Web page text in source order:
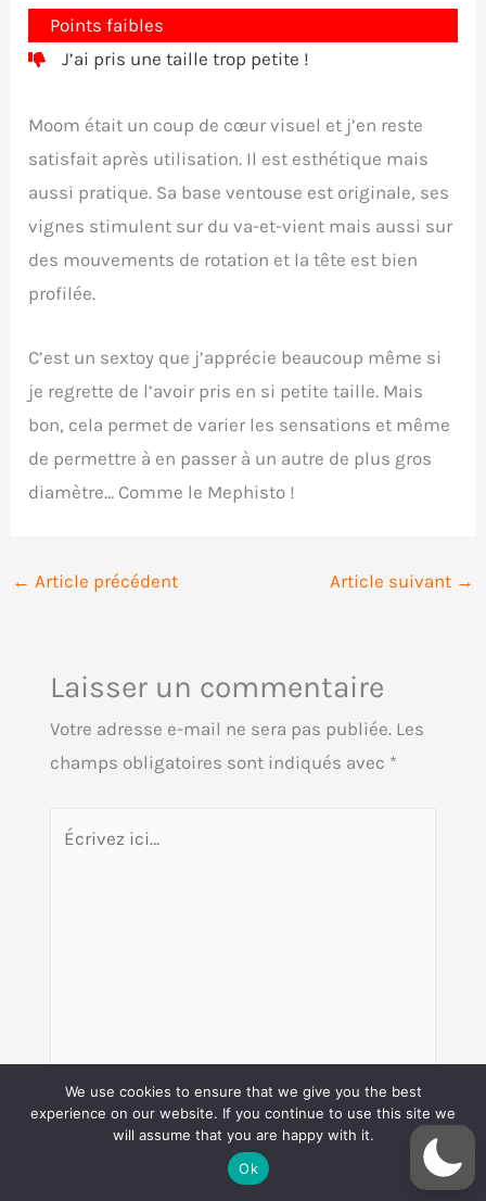
Points faibles
J’ai pris une taille trop petite !
Moom était un coup de cœur visuel et j’en reste
satisfait après utilisation. Il est esthétique mais
aussi pratique. Sa base ventouse est originale, ses
vignes stimulent sur du va-et-vient mais aussi sur
des mouvements de rotation et la tête est bien
profilée.
C’est un sextoy que j’apprécie beaucoup même si
je regrette de l’avoir pris en si petite taille. Mais
bon, cela permet de varier les sensations et même
de permettre à en passer à un autre de plus gros
diamètre… Comme le Mephisto !
← Article précédent Article suivant →
Laisser un commentaire
Votre adresse e-mail ne sera pas publiée. Les
champs obligatoires sont indiqués avec *
Écrivez
We use cookies to ensure that we give you the best
experience on our website. If you continue to use this site we
will assume that you are happy with it.
Ok